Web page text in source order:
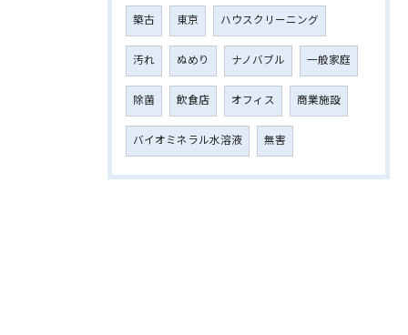
築古 東京 ハウスクリーニング
汚れ ぬめり ナノバブル 一般家庭
除菌 飲食店 オフィス 商業施設
バイオミネラル水溶液 無害